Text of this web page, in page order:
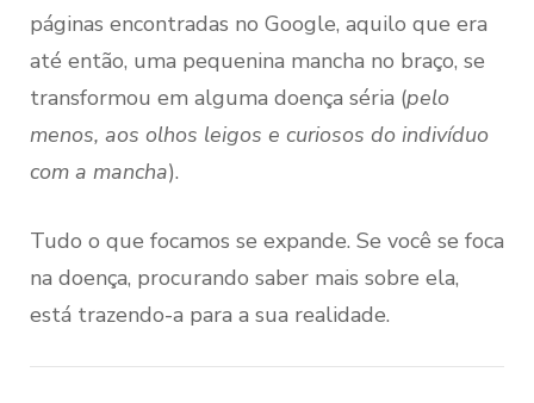
páginas encontradas no Google, aquilo que era
até então, uma pequenina mancha no braço, se
transformou em alguma doença séria (pelo
menos, aos olhos leigos e curiosos do indivíduo
com a mancha).
Tudo o que focamos se expande. Se você se foca
na doença, procurando saber mais sobre ela,
está trazendo-a para a sua realidade.